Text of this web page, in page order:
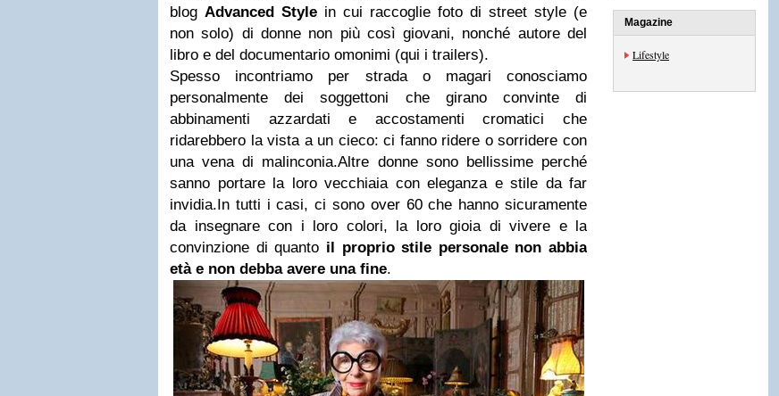
blog Advanced Style in cui raccoglie foto di street style (e
non solo) di donne non più così giovani, nonché autore del
libro e del documentario omonimi (qui i trailers).
Spesso incontriamo per strada o magari conosciamo
personalmente dei soggettoni che girano convinte di
abbinamenti azzardati e accostamenti cromatici che
ridarebbero la vista a un cieco: ci fanno ridere o sorridere con
una vena di malinconia.Altre donne sono bellissime perché
sanno portare la loro vecchiaia con eleganza e stile da far
invidia.In tutti i casi, ci sono over 60 che hanno sicuramente
da insegnare con i loro colori, la loro gioia di vivere e la
convinzione di quanto il proprio stile personale non abbia
età e non debba avere una fine.
Magazine
Lifestyle